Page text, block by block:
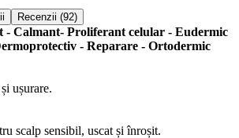
Recenzii (92)
- Calmant- Proliferant celular - Eudermic
- Reparare - Ortodermic
ușurare.
scalp sensibil, uscat și înroșit.